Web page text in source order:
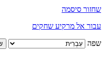
שחזור סיסמה
עבור אל מרקיע שחקים
שפה